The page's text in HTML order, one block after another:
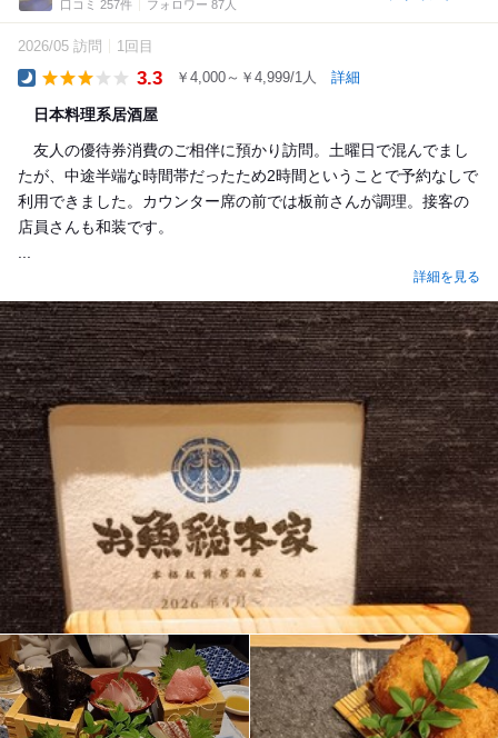
口コミ 257件 フォロワー 87人
2026/05 訪問 1回目
3.3 ￥4,000～￥4,999/1人 詳細
日本料理系居酒屋
友人の優待券消費のご相伴に預かり訪問。土曜日で混んでまし
たが、中途半端な時間帯だったため2時間ということで予約なしで
利用できました。カウンター席の前では板前さんが調理。接客の
店員さんも和装です。
詳細を見る